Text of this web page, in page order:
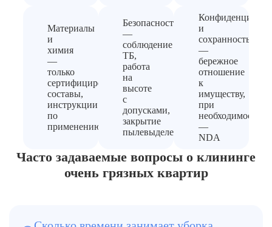
Материалы
и
химия
—
только
сертифицированные
составы,
инструкции
по
применению
Безопасность
—
соблюдение
ТБ,
работа
на
высоте
с
допусками,
закрытие
пылевыделения
и
сохранность
—
бережное
отношение
к
имуществу,
при
необходимости
—
NDA
Часто задаваемые вопросы о клининге
очень грязных квартир